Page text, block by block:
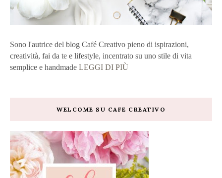
Sono l'autrice del blog Café Creativo pieno di ispirazioni,
creatività, fai da te e lifestyle, incentrato su uno stile di vita
semplice e handmade LEGGI DI PIÙ
WELCOME SU CAFE CREATIVO